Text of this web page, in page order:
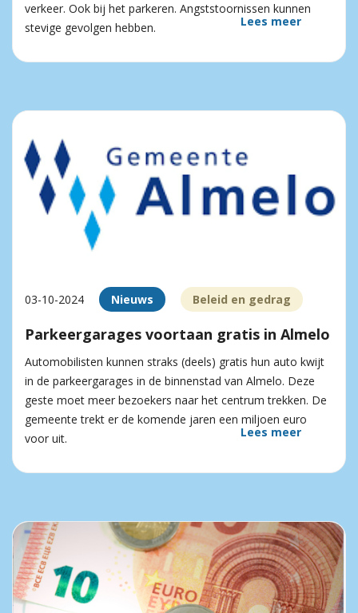
verkeer. Ook bij het parkeren. Angststoornissen kunnen
stevige gevolgen hebben.
Lees meer
03-10-2024 Nieuws Beleid en gedrag
Parkeergarages voortaan gratis in Almelo
Automobilisten kunnen straks (deels) gratis hun auto kwijt
in de parkeergarages in de binnenstad van Almelo. Deze
geste moet meer bezoekers naar het centrum trekken. De
gemeente trekt er de komende jaren een miljoen euro
voor uit.
Lees meer